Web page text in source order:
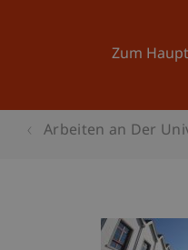
Zum
Arbeiten an Der